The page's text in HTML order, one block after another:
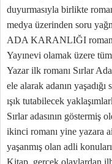
duyurmasıyla birlikte
medya üzerinden soru
ADA KARANLIĞI
Yayınevi olamak üzere
Yazar ilk romanı Sırlar
ele alarak adanın
ışık tutabilecek
Sırlar adasının
ikinci romanı yine yazara
yaşanmış olan adli
Kitap gerçek olaylardan